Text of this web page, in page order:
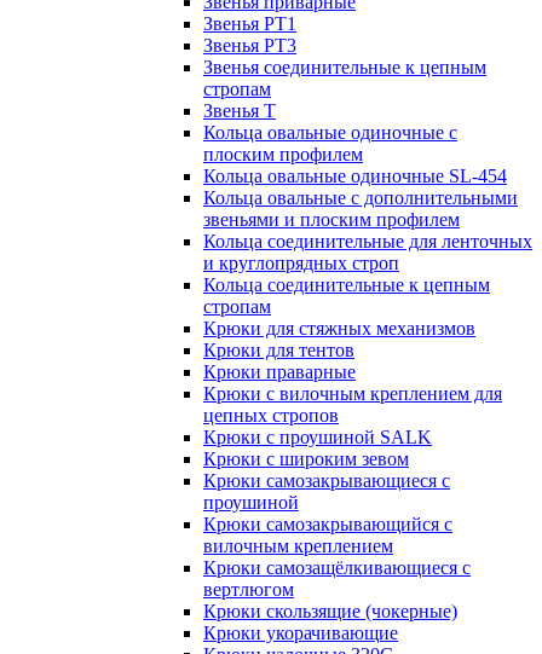
Звенья РТ1
Звенья РТ3
Звенья соединительные к цепным
стропам
Звенья Т
Кольца овальные одиночные c
плоским профилем
Кольца овальные одиночные SL-454
Кольца овальные с дополнительными
звеньями и плоским профилем
Кольца соединительные для ленточных
и круглопрядных строп
Кольца соединительные к цепным
стропам
Крюки для стяжных механизмов
Крюки для тентов
Крюки праварные
Крюки с вилочным креплением для
цепных стропов
Крюки с проушиной SALK
Крюки с широким зевом
Крюки самозакрывающиеся с
проушиной
Крюки самозакрывающийся с
вилочным креплением
Крюки самозащёлкивающиеся с
вертлюгом
Крюки скользящие (чокерные)
Крюки укорачивающие